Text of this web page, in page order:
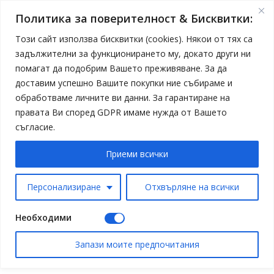
Политика за поверителност & Бисквитки:
Този сайт използва бисквитки (cookies). Някои от тях са
задължителни за функционирането му, докато други ни
помагат да подобрим Вашето преживяване. За да
доставим успешно Вашите покупки ние събираме и
обработваме личните ви данни. За гарантиране на
правата Ви според GDPR имаме нужда от Вашето
съгласие.
Персонализиране Отхвърляне на всички
Приеми всички
Необходими
Запази моите предпочитания